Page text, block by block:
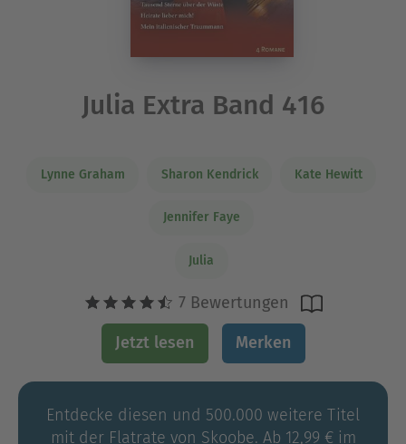
Julia Extra Band 416
Lynne Graham Sharon Kendrick Kate Hewitt
Jennifer Faye
Julia
7 Bewertungen
Jetzt lesen Merken
Entdecke diesen und 500.000 weitere Titel
mit der Flatrate von Skoobe. Ab 12,99 € im